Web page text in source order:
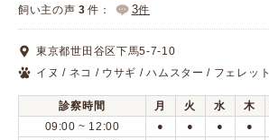
動物病院検索
口コミ検索
Calooペットとは？
飼い主の声 3 件： 3件
東京都世田谷区下馬5-7-10
イヌ / ネコ / ウサギ / ハムスター / フェレット
診察時間 月 火 水 木
09:00 ~ 12:00
● ● ● ●